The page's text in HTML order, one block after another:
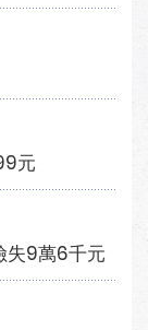
元
9萬6千元